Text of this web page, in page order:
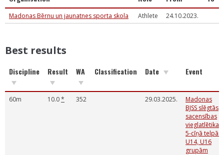
Madonas Bērnu un jaunatnes sporta skola Athlete 24.10.2023.
Best results
Discipline Result WA Classification Date Event
60m 10.0* 352 29.03.2025.
Madonas
BJSS slēgtās
sacensības
vieglatlētikas
5-cīņā telpās
U14, U16
grupām